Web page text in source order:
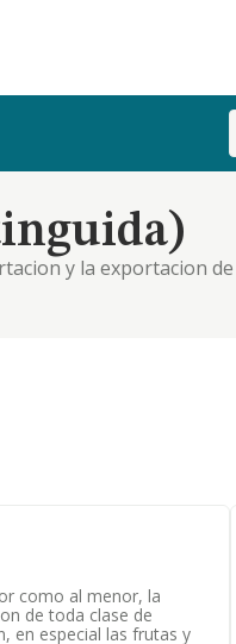
y la exportacion
como al menor, la
de toda clase de
en especial las frutas y